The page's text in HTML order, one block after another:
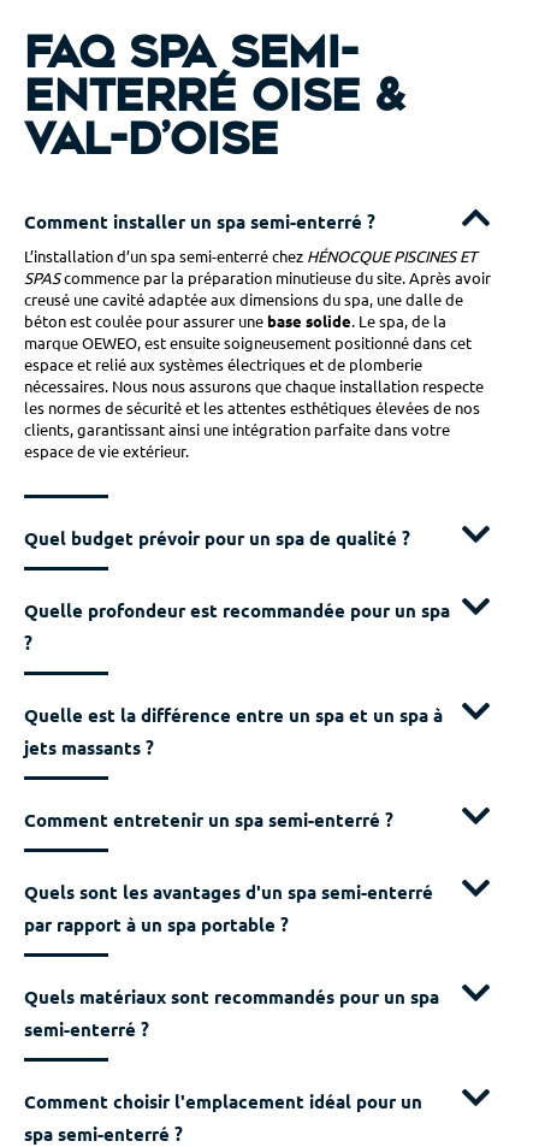
FAQ Spa semi-
enterré Oise &
Val-d’Oise
Comment installer un spa semi-enterré ?
L’installation d’un spa semi-enterré chez HÉNOCQUE PISCINES ET
SPAScommence par la préparation minutieuse du site. Après avoir
creusé une cavité adaptée aux dimensions du spa, une dalle de
béton est coulée pour assurer une base solide. Le spa, de la
marque OEWEO, est ensuite soigneusement positionné dans cet
espace et relié aux systèmes électriques et de plomberie
nécessaires. Nous nous assurons que chaque installation respecte
les normes de sécurité et les attentes esthétiques élevées de nos
clients, garantissant ainsi une intégration parfaite dans votre
espace de vie extérieur.
Quel budget prévoir pour un spa de qualité ?
Quelle profondeur est recommandée pour un spa
?
Quelle est la différence entre un spa et un spa à
jets massants ?
Comment entretenir un spa semi-enterré ?
Quels sont les avantages d'un spa semi-enterré
par rapport à un spa portable ?
Quels matériaux sont recommandés pour un spa
semi-enterré ?
Comment choisir l'emplacement idéal pour un
spa semi-enterré ?